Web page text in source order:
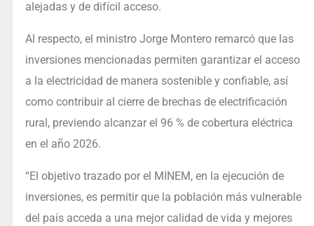
alejadas y de difícil acceso.
Al respecto, el ministro Jorge Montero remarcó que las
inversiones mencionadas permiten garantizar el acceso
a la electricidad de manera sostenible y confiable, así
como contribuir al cierre de brechas de electrificación
rural, previendo alcanzar el 96 % de cobertura eléctrica
en el año 2026.
“El objetivo trazado por el MINEM, en la ejecución de
inversiones, es permitir que la población más vulnerable
del país acceda a una mejor calidad de vida y mejores